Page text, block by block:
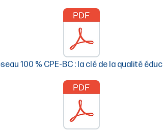
100 % CPE-BC : la clé de la qualité